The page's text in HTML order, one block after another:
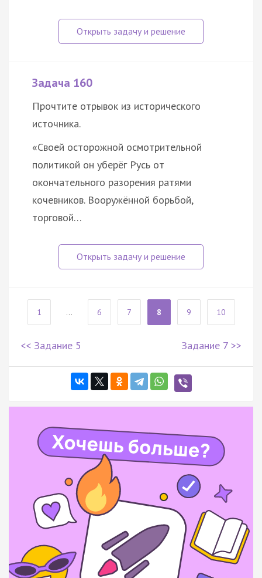
Задача 160
Прочтите отрывок из исторического
источника.
«Своей осторожной осмотрительной
политикой он уберёг Русь от
окончательного разорения ратями
кочевников. Вооружённой борьбой,
торговой…
1 ... 6 7 8 9 10
<< Задание 5 Задание 7 >>